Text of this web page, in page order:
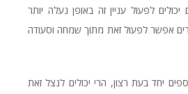
יכולים לפעול עניין זה באופן נעלה יותר
אפשר לפעול זאת מתוך שמחה וסעודה
יחד בעת רצון, הרי יכולים לנצל זאת